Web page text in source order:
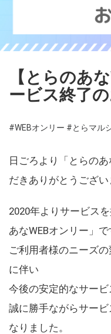
【とらのあ
ービス終了
#WEBオンリー #とらマル
日ごろより「とらの
だきありがとうござい
2020年よりサービス
あなWEBオンリー」
ご利用者様のニーズ
に伴い
今後の安定的なサー
誠に勝手ながらサー
なりました。